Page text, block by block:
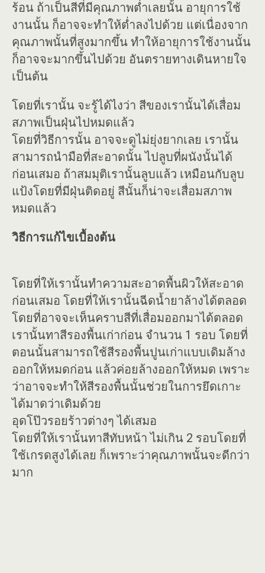
ร้อน ถ้าเป็นสีที่มีคุณภาพต่ำเลยนั้น อายุการใช้
งานนั้น ก็อาจจะทำให้ต่ำลงไปด้วย แต่เนื่องจาก
คุณภาพนั้นที่สูงมากขึ้น ทำให้อายุการใช้งานนั้น
ก็อาจจะมากขึ้นไปด้วย อันตรายทางเดินหายใจ
เป็นต้น
โดยที่เรานั้น จะรู้ได้ไงว่า สีของเรานั้นได้เสื่อม
สภาพเป็นฝุ่นไปหมดแล้ว
โดยที่วิธีการนั้น อาจจะดูไม่ยุ่งยากเลย เรานั้น
สามารถนำมือที่สะอาดนั้น ไปลูบที่ผนังนั้นได้
ก่อนเสมอ ถ้าสมมุติเรานั้นลูบแล้ว เหมือนกับลูบ
แป้งโดยที่มีฝุ่นติดอยู่ สีนั้นก็น่าจะเสื่อมสภาพ
หมดแล้ว
วิธีการแก้ไขเบื้องต้น
โดยที่ให้เรานั้นทำความสะอาดพื้นผิวให้สะอาด
ก่อนเสมอ โดยที่ให้เรานั้นฉีดน้ำยาล้างได้ตลอด
โดยที่อาจจะเห็นคราบสีที่เสื่อมออกมาได้ตลอด
เรานั้นทาสีรองพื้นเก่าก่อน จำนวน 1 รอบ โดยที่
ตอนนั้นสามารถใช้สีรองพื้นปูนเก่าแบบเดิมล้าง
ออกให้หมดก่อน แล้วค่อยล้างออกให้หมด เพราะ
ว่าอาจจะทำให้สีรองพื้นนั้นช่วยในการยึดเกาะ
ได้มาดว่าเดิมด้วย
อุดโป๊วรอยร้าวต่างๆ ได้เสมอ
โดยที่ให้เรานั้นทาสีทับหน้า ไม่เกิน 2 รอบโดยที่
ใช้เกรดสูงได้เลย ก็เพราะว่าคุณภาพนั้นจะดีกว่า
มาก